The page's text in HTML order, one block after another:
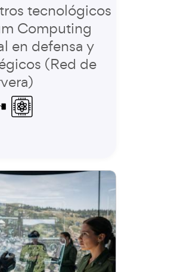
tecnológicos
Computing
en defensa y
(Red de